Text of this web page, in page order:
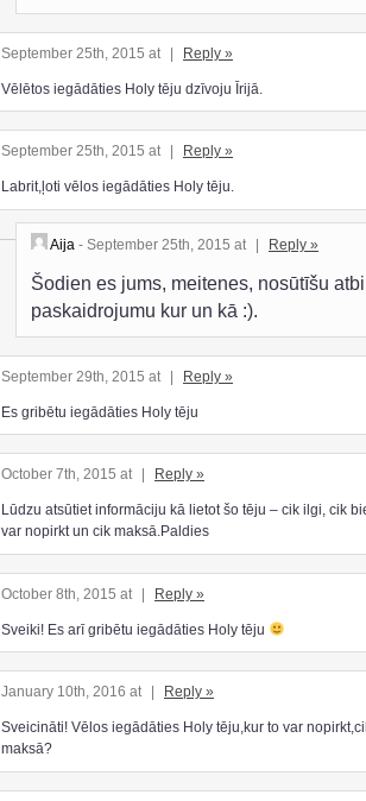
September 25th, 2015 at | Reply »
Vēlētos iegādāties Holy tēju dzīvoju Īrijā.
September 25th, 2015 at Reply »
Labrit,ļoti vēlos iegādāties Holy tēju.
Aija - September 25th, 2015 at Reply »
Šodien es jums, meitenes, nosūtīšu
paskaidrojumu kur un kā :).
September 29th, 2015 at | Reply »
Es gribētu iegādāties Holy tēju
October 7th, 2015 at Reply »
Lūdzu atsūtiet informāciju kā lietot šo tēju – cik ilgi, cik
var nopirkt un cik maksā.Paldies
October 8th, 2015 at | Reply »
Sveiki! Es arī gribētu iegādāties Holy tēju
January 10th, 2016 at Reply »
Sveicināti! Vēlos iegādāties Holy tēju,kur to var
maksā?